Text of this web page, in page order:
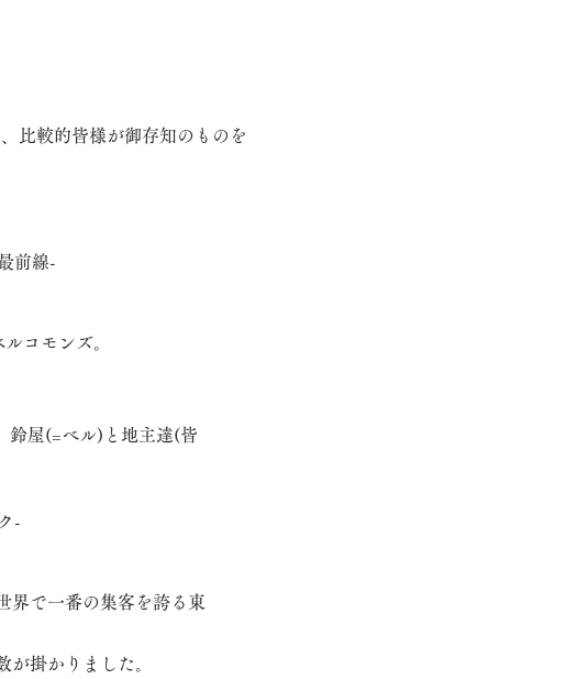
比較的皆様が御存知のものを
前線-
コモンズ。
鈴屋(=べル)と地主達(皆
ク-
界で一番の集客を誇る東
掛かりました。